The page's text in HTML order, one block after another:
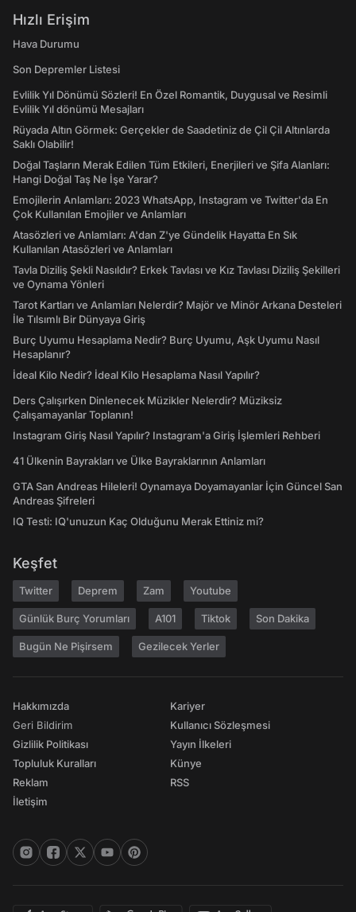
Hızlı Erişim
Hava Durumu
Son Depremler Listesi
Evlilik Yıl Dönümü Sözleri! En Özel Romantik, Duygusal ve Resimli
Evlilik Yıl dönümü Mesajları
Rüyada Altın Görmek: Gerçekler de Saadetiniz de Çil Çil Altınlarda
Saklı Olabilir!
Doğal Taşların Merak Edilen Tüm Etkileri, Enerjileri ve Şifa Alanları:
Hangi Doğal Taş Ne İşe Yarar?
Emojilerin Anlamları: 2023 WhatsApp, Instagram ve Twitter'da En
Çok Kullanılan Emojiler ve Anlamları
Atasözleri ve Anlamları: A'dan Z'ye Gündelik Hayatta En Sık
Kullanılan Atasözleri ve Anlamları
Tavla Diziliş Şekli Nasıldır? Erkek Tavlası ve Kız Tavlası Diziliş Şekilleri
ve Oynama Yönleri
Tarot Kartları ve Anlamları Nelerdir? Majör ve Minör Arkana Desteleri
İle Tılsımlı Bir Dünyaya Giriş
Burç Uyumu Hesaplama Nedir? Burç Uyumu, Aşk Uyumu Nasıl
Hesaplanır?
İdeal Kilo Nedir? İdeal Kilo Hesaplama Nasıl Yapılır?
Ders Çalışırken Dinlenecek Müzikler Nelerdir? Müziksiz
Çalışamayanlar Toplanın!
Instagram Giriş Nasıl Yapılır? Instagram'a Giriş İşlemleri Rehberi
41 Ülkenin Bayrakları ve Ülke Bayraklarının Anlamları
GTA San Andreas Hileleri! Oynamaya Doyamayanlar İçin Güncel San
Andreas Şifreleri
IQ Testi: IQ'unuzun Kaç Olduğunu Merak Ettiniz mi?
Keşfet
Twitter Deprem Zam Youtube
Günlük Burç Yorumları A101 Tiktok Son Dakika
Bugün Ne Pişirsem Gezilecek Yerler
Hakkımızda
Geri Bildirim
Gizlilik Politikası
Topluluk Kuralları
Reklam
İletişim
Kariyer
Kullanıcı Sözleşmesi
Yayın İlkeleri
Künye
RSS